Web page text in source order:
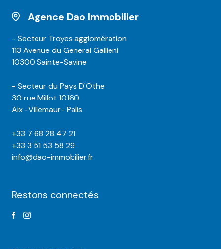
Agence Dao Immobilier
- Secteur Troyes agglomération
113 Avenue du General Gallieni
10300 Sainte-Savine
- Secteur du Pays D'Othe
30 rue Millot 10160
Aix -Villemaur- Palis
+33 7 68 28 47 21
+33 3 51 53 58 29
info@dao-immobilier.fr
Restons connectés